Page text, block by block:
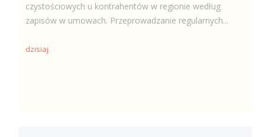
czystościowych u kontrahentów w regionie według
zapisów w umowach. Przeprowadzanie regularnych...
dzisiaj